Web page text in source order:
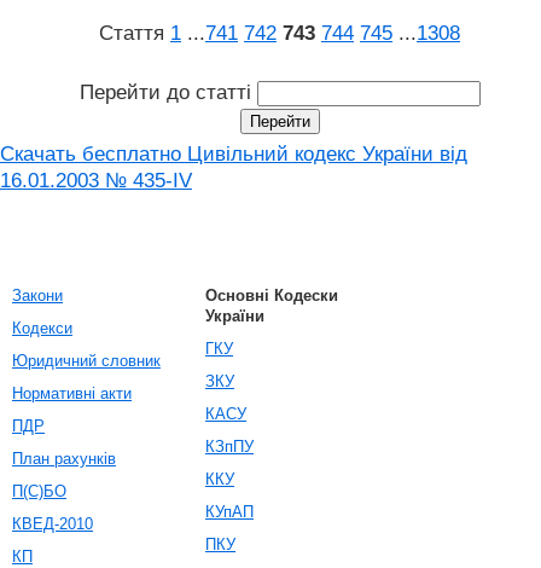
Стаття 1 ...741 742 743 744 745 ...1308
Перейти до статті
Скачать бесплатно Цивільний кодекс України від
16.01.2003 № 435-IV
Закони
Кодекси
Юридичний словник
Нормативні акти
ПДР
План рахунків
П(С)БО
КВЕД-2010
КП
Основні Кодески
України
ГКУ
ЗКУ
КАСУ
КЗпПУ
ККУ
КУпАП
ПКУ